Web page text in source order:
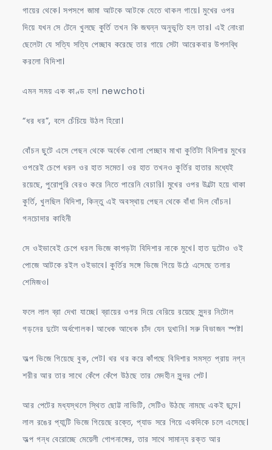
গায়ের থেকে। সপসপে জামা আটকে আটকে যেতে থাকল গায়ে। মুখের ওপর
দিয়ে যখন সে টেনে খুলছে কুর্তি তখন কি জঘন্ন অনুভূতি হল তার। এই নোংরা
ছেলেটা যে সত্যি সত্যি পেচ্ছাব করেছে তার গায়ে সেটা আরেকবার উপলব্ধি
করলো বিদিশা।
এমন সময় এক কাণ্ড হল। newchoti
“ধর ধর”, বলে চেঁচিয়ে উঠল হিরো।
বোঁচন ছুটে এসে পেছন থেকে অর্ধেক খোলা পেচ্ছাব মাখা কুর্তিটা বিদিশার মুখের
ওপরেই চেপে ধরল ওর হাত সমেত। ওর হাত তখনও কুর্তির হাতার মধ্যেই
রয়েছে, পুরোপুরি বেরও করে নিতে পারেনি বেচারি। মুখের ওপর উল্টো হয়ে থাকা
কুর্তি, খুলছিল বিদিশা, কিন্তু এই অবস্থায় পেছন থেকে বাঁধা দিল বোঁচন।
গনচোদার কাহিনী
সে ওইভাবেই চেপে ধরল ভিজে কাপড়টা বিদিশার নাকে মুখে। হাত দুটোও ওই
পোজে আটকে রইল ওইভাবে। কুর্তির সঙ্গে ভিজে গিয়ে উঠে এসেছে তলার
শেমিজও।
ফলে লাল ব্রা দেখা যাচ্ছে। ব্রায়ের ওপর দিয়ে বেরিয়ে রয়েছে সুন্দর নিটোল
গড়নের দুটো অর্ধগোলক। আধেক আধেক চাঁদ যেন দুখানি। সরু বিভাজন স্পষ্ট।
অল্প ভিজে গিয়েছে বুক, পেট। থর থর করে কাঁপছে বিদিশার সমস্ত প্রায় নগ্ন
শরীর আর তার সাথে কেঁপে কেঁপে উঠছে তার মেদহীন সুন্দর পেট।
আর পেটের মধ্যস্থলে স্থিত ছোট্ট নাভিটি, সেটিও উঠছে নামছে একই ছন্দে।
লাল রঙের প্যান্টি ভিজে গিয়েছে রক্তে, প্যাড সরে গিয়ে একদিকে চলে এসেছে।
অল্প গন্ধ বেরোচ্ছে মেয়েলী গোপনাঙ্গের, তার সাথে সামান্য রক্ত আর